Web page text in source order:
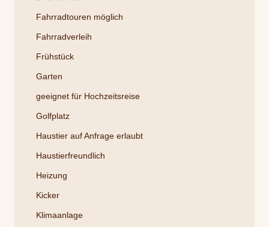
Fahrradtouren möglich
Fahrradverleih
Frühstück
Garten
geeignet für Hochzeitsreise
Golfplatz
Haustier auf Anfrage erlaubt
Haustierfreundlich
Heizung
Kicker
Klimaanlage